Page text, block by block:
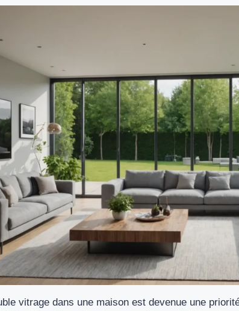
vitrage dans une maison est devenue une